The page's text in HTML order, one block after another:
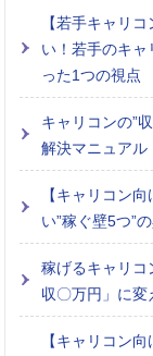
【若手キャリ
い！若手のキ
った1つの視点
キャリコンの”
解決マニュアル
【キャリコン
い”稼ぐ壁5つ”
稼げるキャリコ
収〇万円」に
【キャリコン